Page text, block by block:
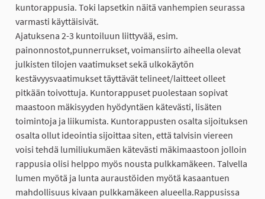
kuntorappusia. Toki lapsetkin näitä vanhempien seurassa
varmasti käyttäisivät.
Ajatuksena 2-3 kuntoiluun liittyvää, esim.
painonnostot,punnerrukset, voimansiirto aiheella olevat
julkisten tilojen vaatimukset sekä ulkokäytön
kestävyysvaatimukset täyttävät telineet/laitteet olleet
pitkään toivottuja. Kuntorappuset puolestaan sopivat
maastoon mäkisyyden hyödyntäen kätevästi, lisäten
toimintoja ja liikumista. Kuntorappusten osalta sijoituksen
osalta ollut ideointia sijoittaa siten, että talvisin viereen
voisi tehdä lumiliukumäen kätevästi mäkimaastoon jolloin
rappusia olisi helppo myös nousta pulkkamäkeen. Talvella
lumen myötä ja lunta auraustöiden myötä kasaantuen
mahdollisuus kivaan pulkkamäkeen alueella.Rappusissa